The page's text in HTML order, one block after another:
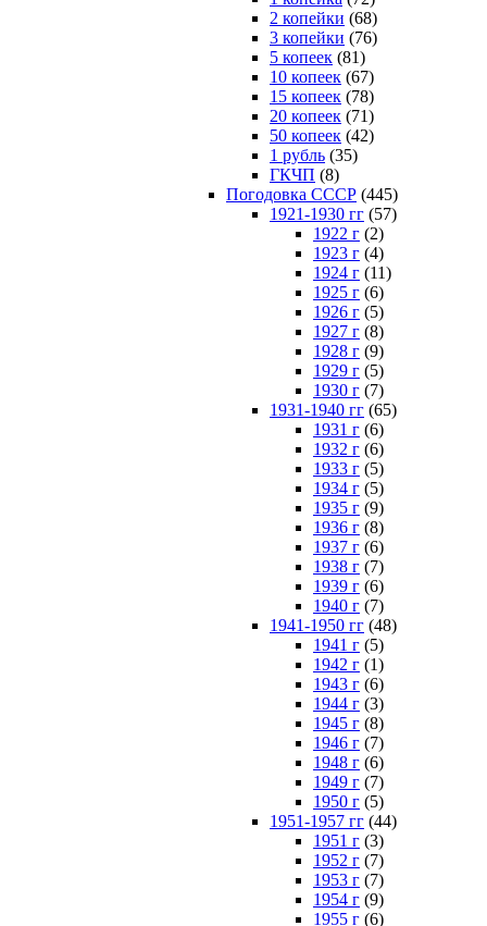
2 копейки (68)
3 копейки (76)
5 копеек (81)
10 копеек (67)
15 копеек (78)
20 копеек (71)
50 копеек (42)
1 рубль (35)
ГКЧП (8)
Погодовка СССР (445)
1921-1930 гг (57)
1922 г (2)
1923 г (4)
1924 г (11)
1925 г (6)
1926 г (5)
1927 г (8)
1928 г (9)
1929 г (5)
1930 г (7)
1931-1940 гг (65)
1931 г (6)
1932 г (6)
1933 г (5)
1934 г (5)
1935 г (9)
1936 г (8)
1937 г (6)
1938 г (7)
1939 г (6)
1940 г (7)
1941-1950 гг (48)
1941 г (5)
1942 г (1)
1943 г (6)
1944 г (3)
1945 г (8)
1946 г (7)
1948 г (6)
1949 г (7)
1950 г (5)
1951-1957 гг (44)
1951 г (3)
1952 г (7)
1953 г (7)
1954 г (9)
1955 г (6)